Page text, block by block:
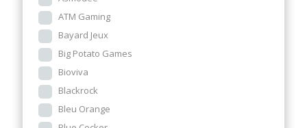
ATM Gaming
Bayard Jeux
Big Potato Games
Bioviva
Blackrock
Bleu Orange